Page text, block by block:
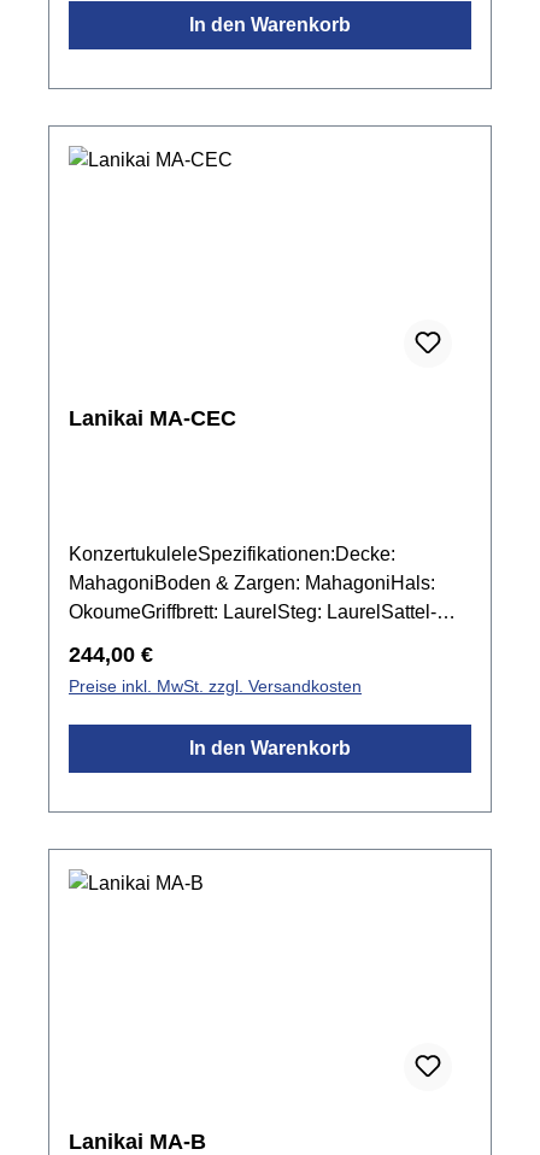
In den Warenkorb
Lanikai MA-CEC
KonzertukuleleSpezifikationen:Decke:
MahagoniBoden & Zargen: MahagoniHals:
OkoumeGriffbrett: LaurelSteg: LaurelSattel-
KunststoffMensur: 378 mmSattelbreite: 37,4
mmPickup: Fishman KulaMechanik:
ChromFarbe: Natur mattinkl. Gigbag
Regulärer Preis:
244,00 €
Preise inkl. MwSt. zzgl. Versandkosten
In den Warenkorb
Lanikai MA-B